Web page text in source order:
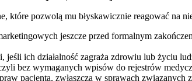
które pozwolą mu błyskawicznie reagować na
jeszcze przed formalnym
ich działalność zagraża zdrowiu lub życiu
bez wymaganych wpisów do rejestrów
pacjenta, zwłaszcza w sprawach związanych